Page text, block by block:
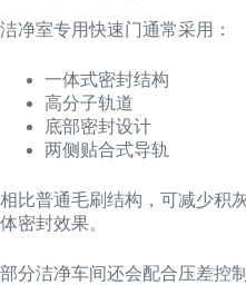
洁净室专用快速门通常采用：
一体式密封结构
高分子轨道
底部密封设计
两侧贴合式导轨
相比普通毛刷结构，可减少积
体密封效果。
部分洁净车间还会配合压差控